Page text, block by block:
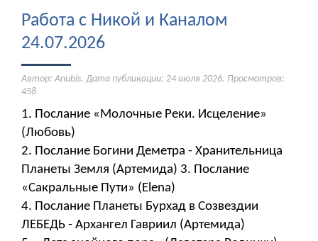
Работа с Никой и Каналом
24.07.2026
Автор: Anubis. Дата публикации: 24 июля 2026. Просмотров:
458
1. Послание «Молочные Реки. Исцеление»
(Любовь)
2. Послание Богини Деметра - Хранительница
Планеты Земля (Артемида) 3. Послание
«Сакральные Пути» (Elena)
4. Послание Планеты Бурхад в Созвездии
ЛЕБЕДЬ - Архангел Гавриил (Артемида)